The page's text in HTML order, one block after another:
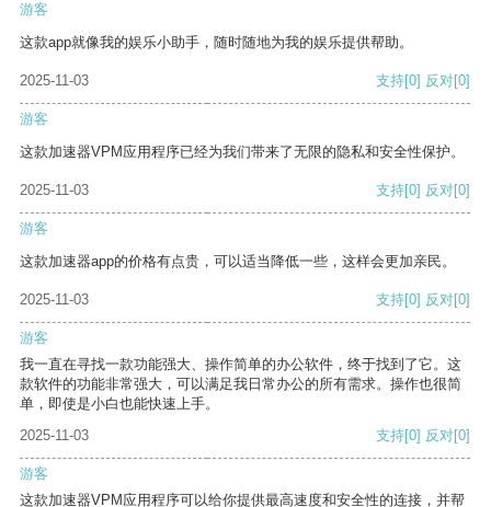
游客
这款app就像我的娱乐小助手，随时随地为我的娱乐提供帮助。
2025-11-03 支持[0] 反对[0]
游客
这款加速器VPM应用程序已经为我们带来了无限的隐私和安全性保护。
2025-11-03 支持[0] 反对[0]
游客
这款加速器app的价格有点贵，可以适当降低一些，这样会更加亲民。
2025-11-03 支持[0] 反对[0]
游客
我一直在寻找一款功能强大、操作简单的办公软件，终于找到了它。这
款软件的功能非常强大，可以满足我日常办公的所有需求。操作也很简
单，即使是小白也能快速上手。
2025-11-03
支持[0] 反对[0]
游客
这款加速器VPM应用程序可以给你提供最高速度和安全性的连接，并帮